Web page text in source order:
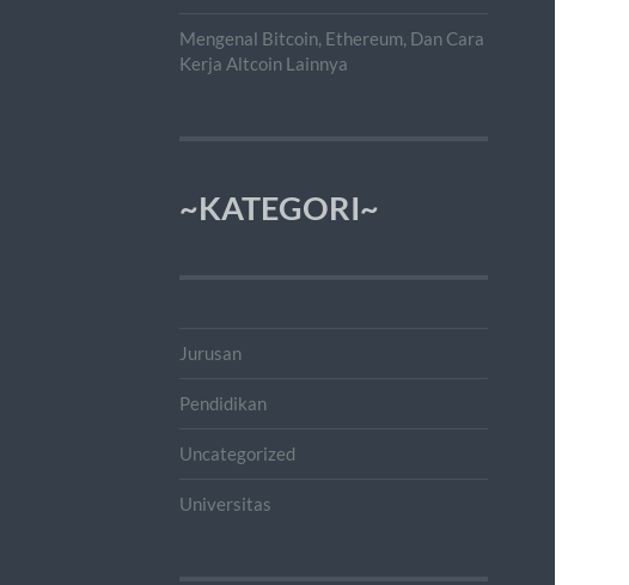
Mengenal Bitcoin, Ethereum, Dan Cara
Kerja Altcoin Lainnya
~KATEGORI~
Jurusan
Pendidikan
Uncategorized
Universitas